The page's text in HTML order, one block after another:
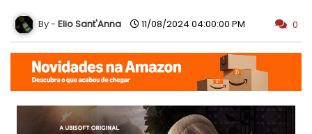
Elio Sant'Anna 11/08/2024 04:00:00 PM 0